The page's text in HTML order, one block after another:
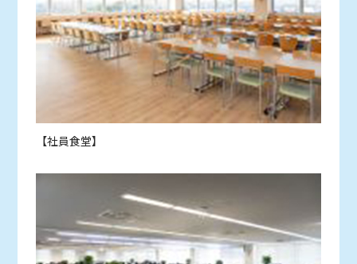
【社員食堂】